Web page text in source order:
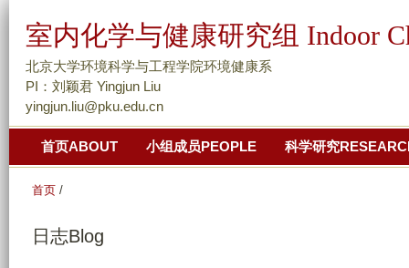
转
的
主
室内化学与健康研究组 Indoor
北京大学环境科学与工程学院环境健康系
PI：刘颖君 Yingjun Liu
yingjun.liu@pku.edu.cn
首页ABOUT 小组成员PEOPLE 科学研究
首页 /
日志Blog